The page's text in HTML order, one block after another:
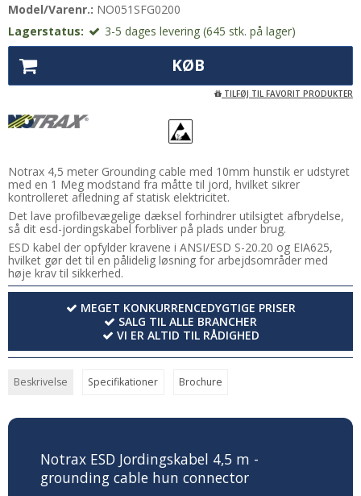
Model/Varenr.: NO051SFG0200
Lagerstatus:
3-5 dages levering (645 stk. på lager)
KØB
TILFØJ TIL FAVORIT PRODUKTER
Notrax 4,5 meter Grounding cable med 10mm hunstik er udstyret
med en 1 Meg modstand fra måtte til jord, hvilket sikrer
kontrolleret afledning af statisk elektricitet.
Det lave profilbevægelige dæksel forhindrer utilsigtet afbrydelse,
så dit esd-jordingskabel forbliver på plads under brug.
ESD kabel der opfylder kravene i ANSI/ESD S-20.20 og EIA625,
hvilket gør det til en pålidelig løsning for arbejdsområder med
høje krav til sikkerhed.
MEGET KONKURRENCEDYGTIGE PRISER
SALG TIL ALLE BRANCHER
VI ER ALTID TIL RÅDIGHED
Beskrivelse Specifikationer Brochure
Notrax ESD Jordingskabel 4,5 m -
grounding cable hun connector